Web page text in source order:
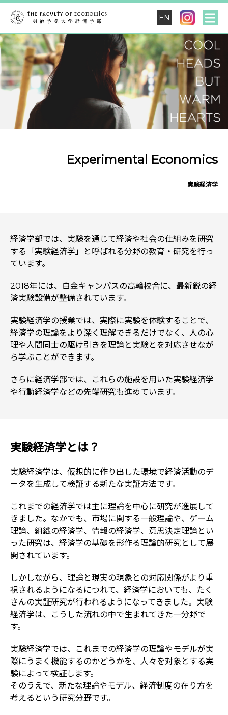
EN
Experimental Economics
実験経済学
経済学部では、実験を通じて経済や社会の仕組みを研究
する「実験経済学」と呼ばれる分野の教育・研究を行っ
ています。
2018年には、白金キャンパスの高輪校舎に、最新鋭の経
済実験設備が整備されています。
実験経済学の授業では、実際に実験を体験することで、
経済学の理論をより深く理解できるだけでなく、人の心
理や人間同士の駆け引きを理論と実験とを対応させなが
ら学ぶことができます。
さらに経済学部では、これらの施設を用いた実験経済学
や行動経済学などの先端研究も進めています。
実験経済学とは？
実験経済学は、仮想的に作り出した環境で経済活動のデ
ータを生成して検証する新たな実証方法です。
これまでの経済学では主に理論を中心に研究が進展して
きました。なかでも、市場に関する一般理論や、ゲーム
理論、組織の経済学、情報の経済学、意思決定理論とい
った研究は、経済学の基礎を形作る理論的研究として展
開されています。
しかしながら、理論と現実の現象との対応関係がより重
視されるようになるにつれて、経済学においても、たく
さんの実証研究が行われるようになってきました。実験
経済学は、こうした流れの中で生まれてきた一分野で
す。
実験経済学では、これまでの経済学の理論やモデルが実
際にうまく機能するのかどうかを、人々を対象とする実
験によって検証します。
そのうえで、新たな理論やモデル、経済制度の在り方を
考えるという研究分野です。